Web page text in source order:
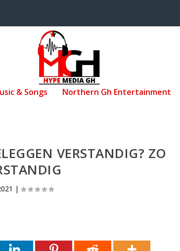
& Songs Northern Gh Entertainment
VERSTANDIG? ZO
|